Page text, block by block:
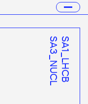
SA1_LHCB
SA3_NUCL